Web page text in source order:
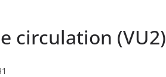
circulation (VU2)